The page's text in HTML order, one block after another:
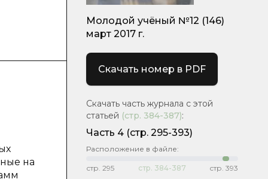
на
Молодой учёный №12 (146)
март 2017 г.
Скачать номер в PDF
Скачать часть журнала с этой
статьей (стр. 384-387):
Часть 4 (cтр. 295-393)
Расположение в файле:
стр. 295 стр. 384-387 стр. 393